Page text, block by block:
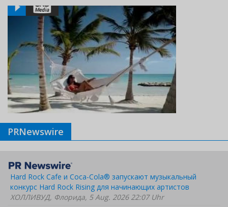
PRNewswire
Hard Rock Cafe и Coca-Cola® запускают музыкальный
конкурс Hard Rock Rising для начинающих артистов
ХОЛЛИВУД, Флорида, 5 Aug. 2026 22:07 Uhr